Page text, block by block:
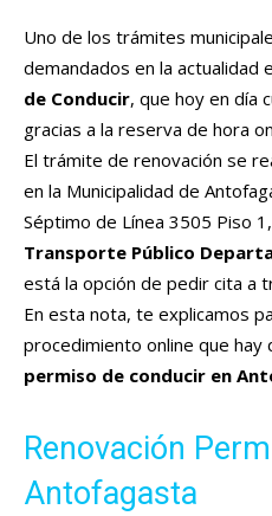
Uno de los trámites
demandados en la actualidad
de Conducir, que hoy en día
gracias a la reserva de hora
El trámite de renovación se
en la Municipalidad de
Séptimo de Línea 3505 Piso 1,
Transporte Público
está la opción de pedir cita a
En esta nota, te explicamos
procedimiento online que hay
permiso de conducir en
Renovación
Antofagasta